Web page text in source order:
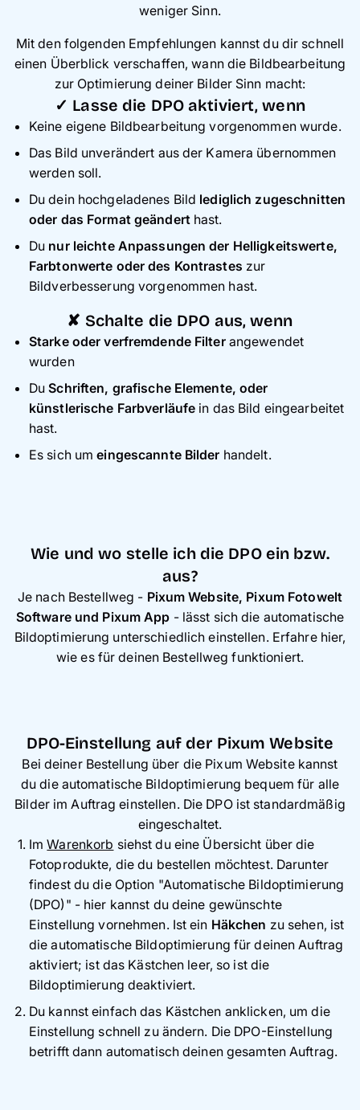
weniger Sinn.
Mit den folgenden Empfehlungen kannst du dir schnell
einen Überblick verschaffen, wann die Bildbearbeitung
zur Optimierung deiner Bilder Sinn macht:
✓ Lasse die DPO aktiviert, wenn
Keine eigene Bildbearbeitung vorgenommen wurde.
Das Bild unverändert aus der Kamera übernommen
werden soll.
Du dein hochgeladenes Bild lediglich zugeschnitten
oder das Format geänderthast.
Du nur leichte Anpassungen der Helligkeitswerte,
Farbtonwerte oder des Kontrastes zur
Bildverbesserung vorgenommen hast.
✘ Schalte die DPO aus, wenn
Starke oder verfremdende Filterangewendet
wurden
DuSchriften, grafische Elemente, oder
künstlerische Farbverläufe in das Bild eingearbeitet
hast.
Es sich umeingescannte Bilder handelt.
Wie und wo stelle ich die DPO ein bzw.
aus?
Je nach Bestellweg - Pixum Website, Pixum Fotowelt
Software und Pixum App - lässt sich die automatische
Bildoptimierung unterschiedlich einstellen. Erfahre hier,
wie es für deinen Bestellweg funktioniert.
DPO-Einstellung auf der Pixum Website
Bei deiner Bestellung über die Pixum Website kannst
du die automatische Bildoptimierung bequem für alle
Bilder im Auftrag einstellen. Die DPO ist standardmäßig
eingeschaltet.
ImWarenkorb siehst du eine Übersicht über die
Fotoprodukte, die du bestellen möchtest. Darunter
findest du die Option "Automatische Bildoptimierung
(DPO)" - hier kannst du deine gewünschte
Einstellung vornehmen. Ist ein Häkchen zu sehen, ist
die automatische Bildoptimierung für deinen Auftrag
aktiviert; ist das Kästchen leer, so ist die
Bildoptimierung deaktiviert.
Du kannst einfach das Kästchen anklicken, um die
Einstellung schnell zu ändern. Die DPO-Einstellung
betrifft dann automatisch deinen gesamten Auftrag.